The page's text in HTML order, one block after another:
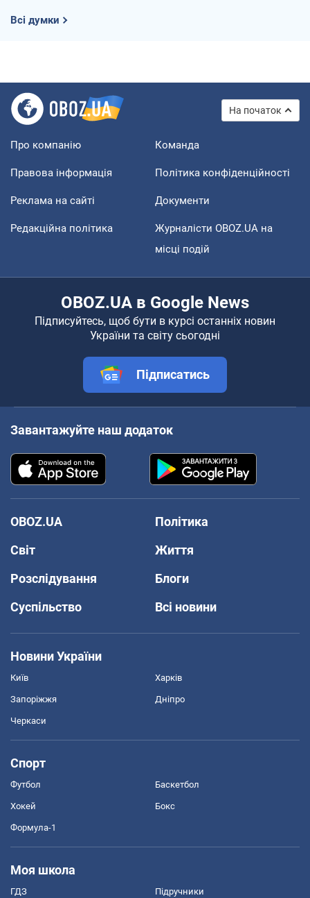
Всі думки
На початок
Про компанію Команда
Правова інформація Політика конфіденційності
Реклама на сайті Документи
Редакційна політика
Журналісти OBOZ.UA на
місці подій
OBOZ.UA в Google News
Підписуйтесь, щоб бути в курсі останніх новин
України та світу сьогодні
Підписатись
Завантажуйте наш додаток
OBOZ.UA
Політика
Світ
Життя
Розслідування
Блоги
Суспільство
Всі новини
Новини України
Київ Харків
Запоріжжя Дніпро
Черкаси
Спорт
Футбол Баскетбол
Хокей Бокс
Формула-1
Моя школа
ГДЗ Підручники